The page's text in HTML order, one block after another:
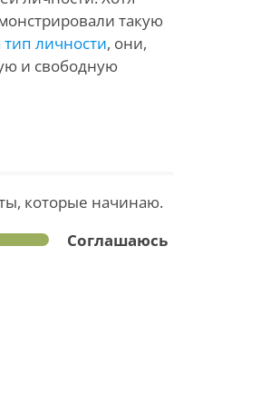
такую
личности, они,
и свободную
которые начинаю.
Соглашаюсь